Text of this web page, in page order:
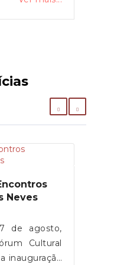
Neves
de agosto,
Cultural
inauguração